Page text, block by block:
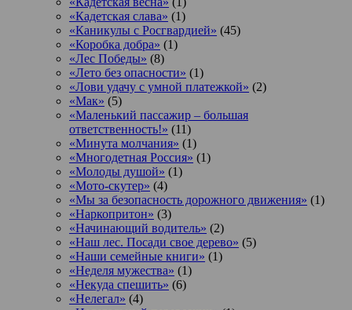
«Кадетская слава» (1)
«Каникулы с Росгвардией» (45)
«Коробка добра» (1)
«Лес Победы» (8)
«Лето без опасности» (1)
«Лови удачу с умной платежкой» (2)
«Мак» (5)
«Маленький пассажир – большая
ответственность!» (11)
«Минута молчания» (1)
«Многодетная Россия» (1)
«Молоды душой» (1)
«Мото-скутер» (4)
«Мы за безопасность дорожного движения» (1)
«Наркопритон» (3)
«Начинающий водитель» (2)
«Наш лес. Посади свое дерево» (5)
«Наши семейные книги» (1)
«Неделя мужества» (1)
«Некуда спешить» (6)
«Нелегал» (4)